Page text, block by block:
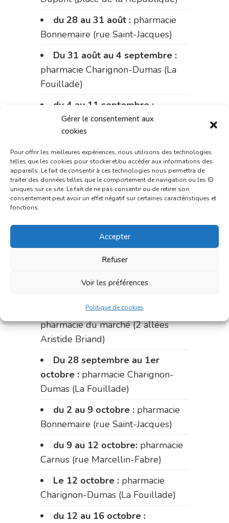
Gérer le consentement aux
cookies
Pour offrir les meilleures expériences, nous utilisons des technologies
telles que les cookies pour stocker et/ou accéder aux informations des
appareils. Le fait de consentir à ces technologies nous permettra de
traiter des données telles que le comportement de navigation ou les ID
uniques sur ce site. Le fait de ne pas consentir ou de retirer son
consentement peut avoir un effet négatif sur certaines caractéristiques et
fonctions.
Accepter
Refuser
Voir les préférences
Politique de cookies
du 28 au 31 août : pharmacie
Bonnemaire (rue Saint-Jacques)
Du 31 août au 4 septembre :
pharmacie Charignon-Dumas (La
Fouillade)
du 4 au 11 septembre :
pharmacie Carnus (rue Marcellin-
Fabre)
du 11 au 14 septembre :
pharmacie Dupont (place de la
République)
Le 14 septembre :pharmacie
du 14 au 18 septembre :
pharmacie Palobart (Laguépie)
pharmacie Fontanges
du 25 au 28 septembre :
pharmacie du marché (2 allées
Aristide Briand)
Du 28 septembre au 1er
octobre : pharmacie Charignon-
Dumas (La Fouillade)
du 2 au 9 octobre : pharmacie
Bonnemaire (rue Saint-Jacques)
du 9 au 12 octobre: pharmacie
Carnus (rue Marcellin-Fabre)
Le 12 octobre : pharmacie
Charignon-Dumas (La Fouillade)
du 12 au 16 octobre :